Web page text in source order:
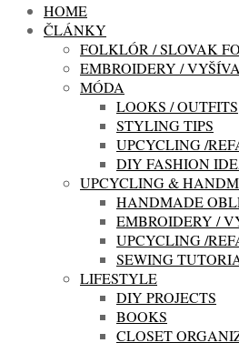
HOME
ČLÁNKY
FOLKLÓR / SLOVAK
EMBROIDERY /
MÓDA
LOOKS / OUTFITS
STYLING TIPS
UPCYCLING /
DIY FASHION
UPCYCLING &
HANDMADE
EMBROIDERY /
UPCYCLING /
SEWING
LIFESTYLE
DIY PROJECTS
BOOKS
CLOSET